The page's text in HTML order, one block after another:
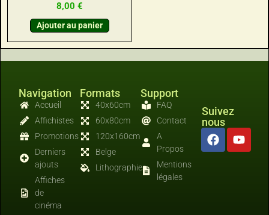
8,00 €
Ajouter au panier
Navigation
Accueil
Affichistes
Promotions
Derniers
ajouts
Affiches
de
cinéma
Formats
40x60cm
60x80cm
120x160cm
Belge
Lithographies
Support
FAQ
Contact
A
Propos
Mentions
légales
Suivez
nous